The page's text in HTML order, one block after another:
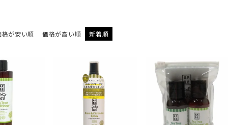
格が安い順 価格が高い順 新着順